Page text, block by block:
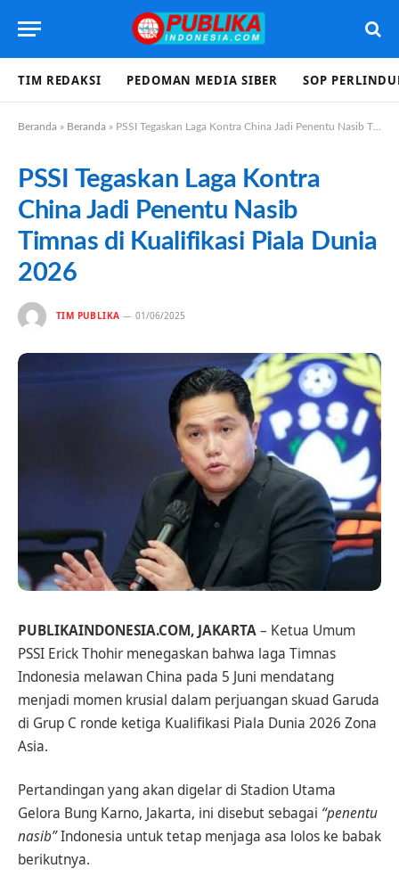
TIM REDAKSI PEDOMAN MEDIA SIBER SOP
Beranda » Beranda » PSSI Tegaskan Laga Kontra China Jadi Penentu Nasib Timnas di Kualifikasi Piala Dunia 2026
PSSI Tegaskan Laga Kontra
China Jadi Penentu Nasib
Timnas di Kualifikasi Piala Dunia
2026
TIM PUBLIKA 01/06/2025
PUBLIKAINDONESIA.COM, JAKARTA– Ketua Umum
PSSI Erick Thohir menegaskan bahwa laga Timnas
Indonesia melawan China pada 5 Juni mendatang
menjadi momen krusial dalam perjuangan skuad Garuda
di Grup C ronde ketiga Kualifikasi Piala Dunia 2026 Zona
Asia.
Pertandingan yang akan digelar di Stadion Utama
Gelora Bung Karno, Jakarta, ini disebut sebagai “penentu
nasib”Indonesia untuk tetap menjaga asa lolos ke babak
berikutnya.